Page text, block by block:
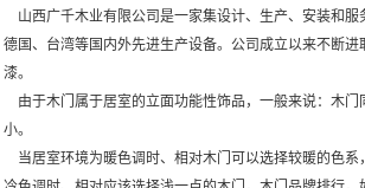
山西广千木业有限公司是一家集设计、生产、安装和
德国、台湾等国内外先进生产设备。公司成立以来不断
漆。
由于木门属于居室的立面功能性饰品，一般来说：木
小。
当居室环境为暖色调时、相对木门可以选择较暖的色